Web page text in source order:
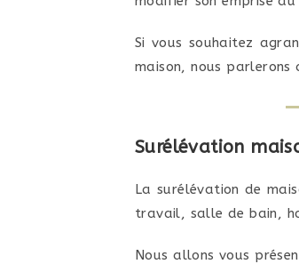
Si vous souhaitez
maison, nous parlerons
Surélévation
La surélévation de
travail, salle de bain,
Nous allons vous